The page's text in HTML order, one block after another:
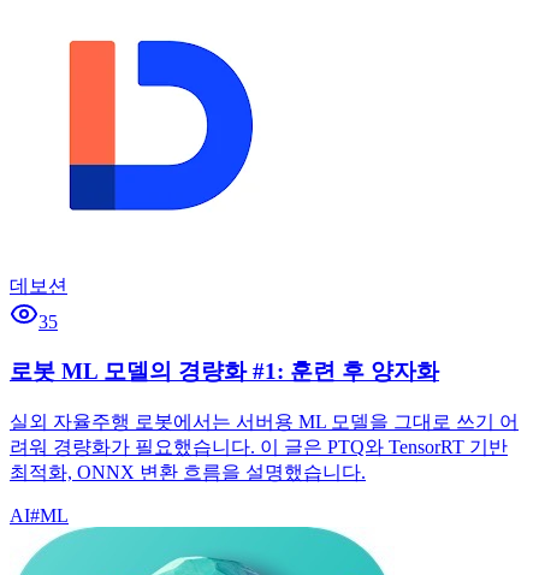
데보션
35
로봇 ML 모델의 경량화 #1: 훈련 후 양자화
실외 자율주행 로봇에서는 서버용 ML 모델을 그대로 쓰기 어
려워 경량화가 필요했습니다. 이 글은 PTQ와 TensorRT 기반
최적화, ONNX 변환 흐름을 설명했습니다.
AI#ML